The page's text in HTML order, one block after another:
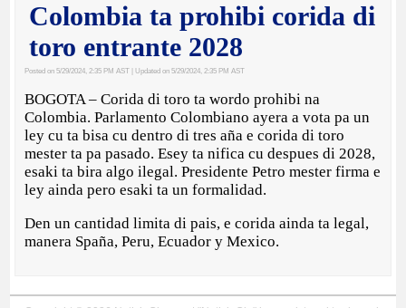
Colombia ta prohibi corida di
toro entrante 2028
Posted on 5/29/2024, 2:35 PM AST | Updated on 5/29/2024, 2:35 PM AST
BOGOTA – Corida di toro ta wordo prohibi na
Colombia. Parlamento Colombiano ayera a vota pa un
ley cu ta bisa cu dentro di tres aña e corida di toro
mester ta pa pasado. Esey ta nifica cu despues di 2028,
esaki ta bira algo ilegal. Presidente Petro mester firma e
ley ainda pero esaki ta un formalidad.
Den un cantidad limita di pais, e corida ainda ta legal,
manera Spaña, Peru, Ecuador y Mexico.